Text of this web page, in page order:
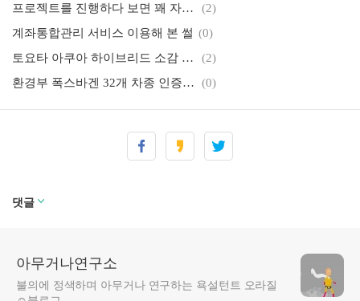
프로젝트를 진행하다 보면 꽤 자주 겪는 일
(2)
계좌통합관리 서비스 이용해 본 썰 (0)
토요타 아쿠아 하이브리드 소감 @오키나와 렌트
(2)
환경부 폭스바겐 32개 차종 인증취소 발표 요약
(0)
폭스바겐 디젤스캔들, 왜 이상한 방향으로 흐르나 (2)
르노삼성 SM6, 토션빔 논란이 아쉬운 이유
(0)
일부가 전부를 욕 먹임.txt (Feat. 미친 택배기사)
(0)
댓글
아무거나연구소
불의에 정색하며 아무거나 연구하는 욕설턴트 오라질